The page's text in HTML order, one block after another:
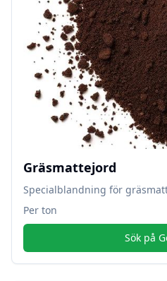
Gräsmattejord
Specialblandning för
Per ton
Sök på